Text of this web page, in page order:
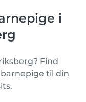
i
Find
til din